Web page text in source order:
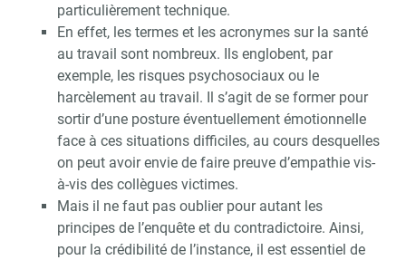
particulièrement technique.
En effet, les termes et les acronymes sur la santé
au travail sont nombreux. Ils englobent, par
exemple, les risques psychosociaux ou le
harcèlement au travail. Il s’agit de se former pour
sortir d’une posture éventuellement émotionnelle
face à ces situations difficiles, au cours desquelles
on peut avoir envie de faire preuve d’empathie vis-
à-vis des collègues victimes.
Mais il ne faut pas oublier pour autant les
principes de l’enquête et du contradictoire. Ainsi,
pour la crédibilité de l’instance, il est essentiel de